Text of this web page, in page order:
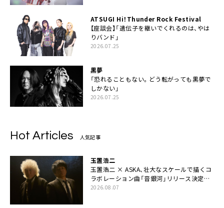
ATSUGI Hi！Thunder Rock Festival
【座談会】「遺伝子を継いでくれるのは、やは
りバンド」
2026.07.25
黒夢
「恐れることもない。どう転がっても黒夢で
しかない」
2026.07.25
Hot Articles 人気記事
玉置浩二
玉置浩二 × ASKA、壮大なスケールで描くコ
ラボレーション曲「音銀河」リリース決定。
カップリングには新曲「命の宿り」収録も
2026.08.07